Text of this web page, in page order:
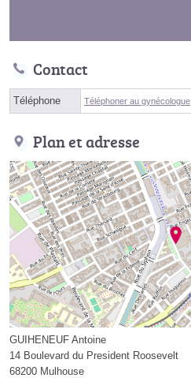
Contact
Téléphone Téléphoner au gynécologue
Plan et adresse
GUIHENEUF Antoine
14 Boulevard du President Roosevelt
68200 Mulhouse